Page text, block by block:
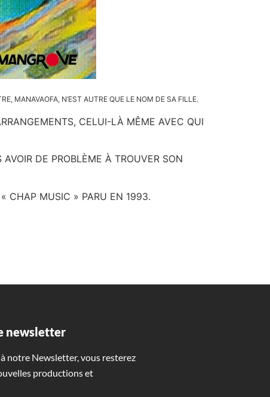
MANAVAOFA, N’EST AUTRE QUE LE NOM DE SA FILLE.
CELUI-LÀ MÊME AVEC QUI
DE PROBLÈME À TROUVER SON
CHAP MUSIC » PARU EN 1993.
newsletter
notre Newsletter, vous resterez
productions et